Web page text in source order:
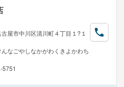
屋市中川区清川町４丁目１?１
なごやしなかがわくきよかわち
5751